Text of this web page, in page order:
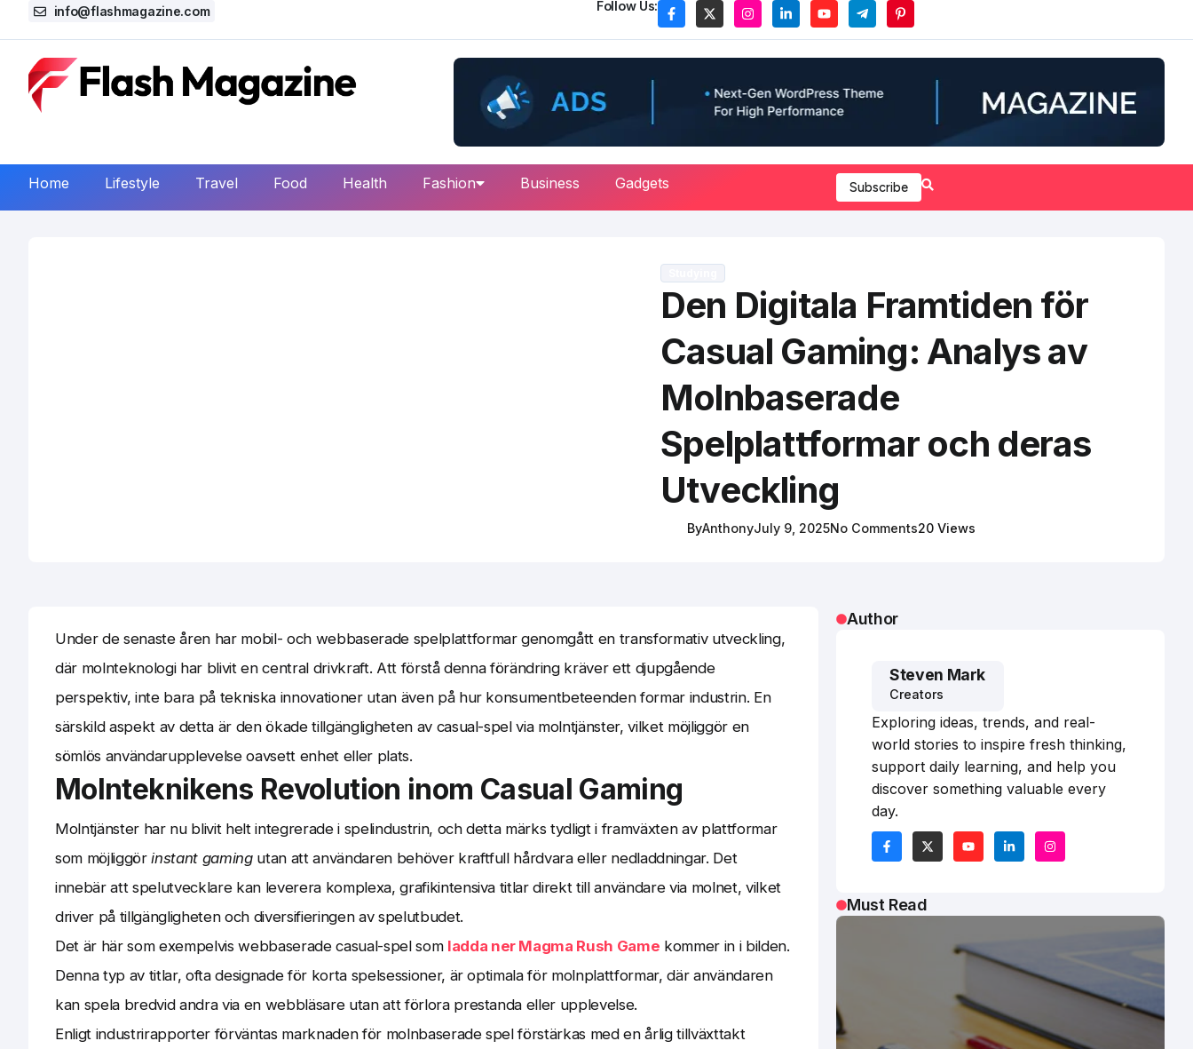
info@flashmagazine.com Follow Us:
Home Lifestyle Travel Food Health Fashion Business Gadgets Subscribe
Den Digitala Framtiden för
Casual Gaming: Analys av
Molnbaserade
Spelplattformar och deras
Utveckling
ByAnthonyJuly 9, 2025No Comments20 Views
Under de senaste åren har mobil- och webbaserade spelplattformar genomgått en transformativ utveckling,
där molnteknologi har blivit en central drivkraft. Att förstå denna förändring kräver ett djupgående
perspektiv, inte bara på tekniska innovationer utan även på hur konsumentbeteenden formar industrin. En
särskild aspekt av detta är den ökade tillgängligheten av casual-spel via molntjänster, vilket möjliggör en
sömlös användarupplevelse oavsett enhet eller plats.
Molnteknikens Revolution inom Casual Gaming
Molntjänster har nu blivit helt integrerade i spelindustrin, och detta märks tydligt i framväxten av plattformar
som möjliggörinstant gamingutan att användaren behöver kraftfull hårdvara eller nedladdningar. Det
innebär att spelutvecklare kan leverera komplexa, grafikintensiva titlar direkt till användare via molnet, vilket
driver på tillgängligheten och diversifieringen av spelutbudet.
Det är här som exempelvis webbaserade casual-spel som ladda ner Magma Rush Game kommer in i bilden.
Denna typ av titlar, ofta designade för korta spelsessioner, är optimala för molnplattformar, där användaren
kan spela bredvid andra via en webbläsare utan att förlora prestanda eller upplevelse.
Enligt industrirapporter förväntas marknaden för molnbaserade spel förstärkas med en årlig tillväxttakt
Author
Steven Mark
Creators
Exploring ideas, trends, and real-
world stories to inspire fresh thinking,
support daily learning, and help you
discover something valuable every
day.
Must Read